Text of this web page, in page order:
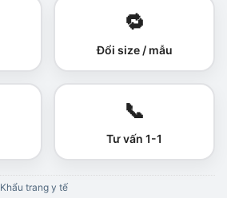
🔁
Đổi size / mẫu
📞
Tư vấn 1-1
Khẩu trang y tế